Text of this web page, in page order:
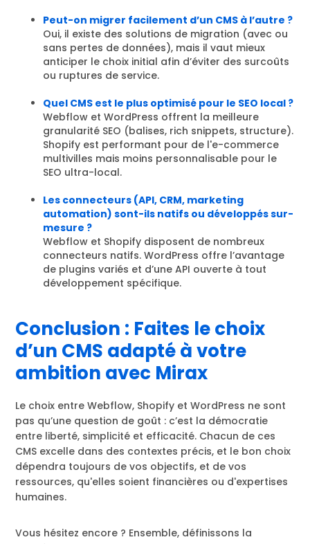
Peut-on migrer facilement d’un CMS à l’autre ?
Oui, il existe des solutions de migration (avec ou
sans pertes de données), mais il vaut mieux
anticiper le choix initial afin d’éviter des surcoûts
ou ruptures de service.
Quel CMS est le plus optimisé pour le SEO local ?
Webflow et WordPress offrent la meilleure
granularité SEO (balises, rich snippets, structure).
Shopify est performant pour de l'e-commerce
multivilles mais moins personnalisable pour le
SEO ultra-local.
Les connecteurs (API, CRM, marketing
automation) sont-ils natifs ou développés sur-
mesure ?
Webflow et Shopify disposent de nombreux
connecteurs natifs. WordPress offre l’avantage
de plugins variés et d’une API ouverte à tout
développement spécifique.
Conclusion : Faites le choix
d’un CMS adapté à votre
ambition avec Mirax
Le choix entre Webflow, Shopify et WordPress ne sont
pas qu’une question de goût : c’est la démocratie
entre liberté, simplicité et efficacité. Chacun de ces
CMS excelle dans des contextes précis, et le bon choix
dépendra toujours de vos objectifs, et de vos
ressources, qu'elles soient financières ou d'expertises
humaines.
Vous hésitez encore ? Ensemble, définissons la